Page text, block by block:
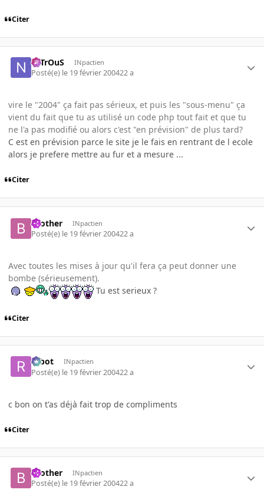
Citer
NiTrOuS INpactien
Posté(e) le 19 février 200422 a
vire le "2004" ça fait pas sérieux, et puis les "sous-menu" ça
vient du fait que tu as utilisé un code php tout fait et que tu
ne l'a pas modifié ou alors c'est "en prévision" de plus tard?
C est en prévision parce le site je le fais en rentrant de l ecole
alors je prefere mettre au fur et a mesure ...
Citer
brother INpactien
Posté(e) le 19 février 200422 a
Avec toutes les mises à jour qu'il fera ça peut donner une
bombe (sérieusement).
Tu est serieux ?
Citer
rabot INpactien
Posté(e) le 19 février 200422 a
c bon on t'as déjà fait trop de compliments
Citer
brother INpactien
Posté(e) le 19 février 200422 a